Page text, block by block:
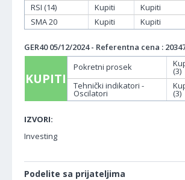
RSI (14)
Kupiti Kupiti
SMA 20
Kupiti Kupiti
GER40 05/12/2024 - Referentna cena :
KUPITI
Pokretni prosek (3)
Tehnički indikatori -
Oscilatori (3)
IZVORI:
Investing
Podelite sa prijateljima